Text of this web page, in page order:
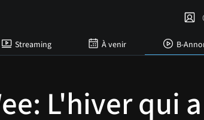
Streaming À venir B-
L'hiver qui